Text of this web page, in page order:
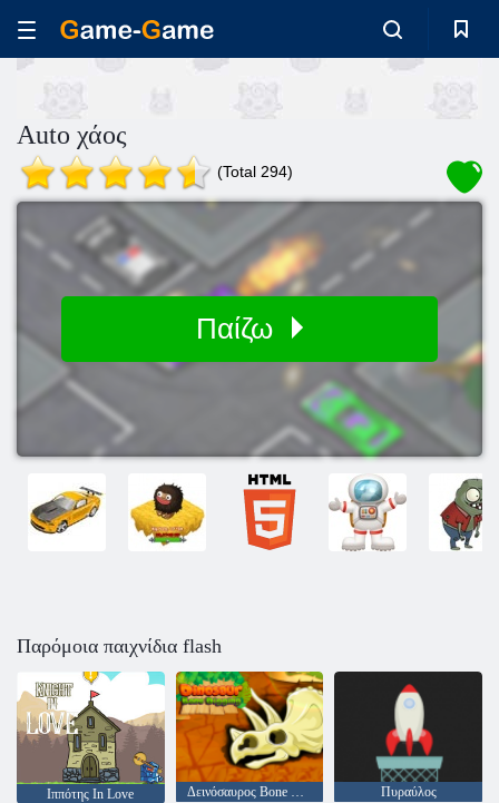
Auto χάος
(Total 294)
Παίζω
Παρόμοια παιχνίδια flash
Ιππότης In Love Δεινόσαυρος Bone Digging Πυραύλος